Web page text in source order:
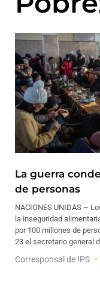
La guerra
de personas
NACIONES UNIDAS –
la inseguridad
por 100 millones de
23 el secretario general
Corresponsal de IPS